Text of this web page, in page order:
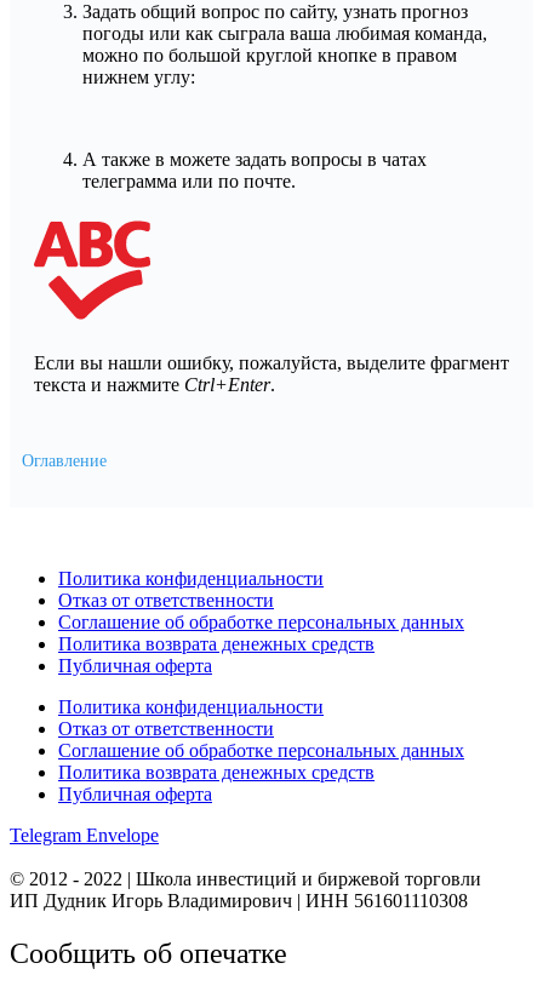
Задать общий вопрос по сайту, узнать прогноз
погоды или как сыграла ваша любимая команда,
можно по большой круглой кнопке в правом
нижнем углу:
А также в можете задать вопросы в чатах
телеграмма или по почте.
Если вы нашли ошибку, пожалуйста, выделите фрагмент
текста и нажмите Ctrl+Enter.
Оглавление
Политика конфиденциальности
Отказ от ответственности
Соглашение об обработке персональных данных
Политика возврата денежных средств
Публичная оферта
Политика конфиденциальности
Отказ от ответственности
Соглашение об обработке персональных данных
Политика возврата денежных средств
Публичная оферта
Telegram Envelope
© 2012 - 2022 | Школа инвестиций и биржевой торговли
ИП Дудник Игорь Владимирович | ИНН 561601110308
Сообщить об опечатке